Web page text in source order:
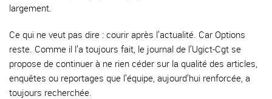
largement.
Ce qui ne veut pas dire : courir après l’actualité. Car Options
reste. Comme il l’a toujours fait, le journal de l’Ugict-Cgt se
propose de continuer à ne rien céder sur la qualité des articles,
enquêtes ou reportages que l’équipe, aujourd’hui renforcée, a
toujours recherchée.